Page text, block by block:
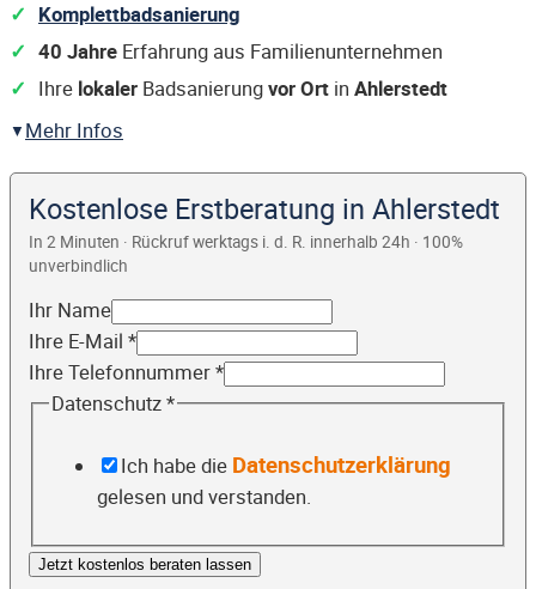
Komplettbadsanierung
40 Jahre Erfahrung aus Familienunternehmen
Ihre lokaler Badsanierungvor Ort in Ahlerstedt
Mehr Infos
Kostenlose Erstberatung in Ahlerstedt
In 2 Minuten · Rückruf werktags i. d. R. innerhalb 24h · 100%
unverbindlich
Ihr Name
Ihre E-Mail *
Ihre Telefonnummer*
Datenschutz*
Ich habe die Datenschutzerklärung
gelesen und verstanden.
Jetzt kostenlos beraten lassen